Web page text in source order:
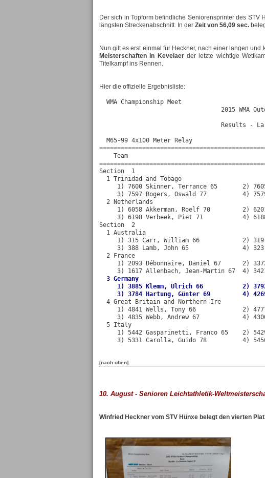
Der sich in Topform befindliche Seniorensprinter des
längsten Streckenabschnitt. In der Zeit von 56,09 sec.
Nun gilt es erst einmal für Heckner, nach einer langen
Meisterschaften in Kevelaerder letzte wichtige
Titelkampf ins Rennen.
Hier die offizielle Ergebnisliste:
WMA Championship Meet
2015 WMA
Results -
  M65-99 4x100 Meter Relay
Team
Section  1
1 Trinidad and Tobago
1) 7600 Skinner, Terrance 65       2)
3) 7597 Rogers, Oswald 77          4)
2 Netherlands
1) 6058 Akkerman, Roelf 70         2)
3) 6198 Verbeek, Piet 71           4)
Section  2
1 Australia
1) 315 Carr, William 66            2)
3) 388 Lamb, John 65               4)
2 France
1) 2093 Débonnaire, Daniel 67      2)
3) 1617 Allenbach, Jean-Martin 67  4)
3 Germany
1) 3885 Klemm, Ulrich 66           2)
4 Great Britain and Northern Ire
1) 4841 Wells, Tony 66             2)
3) 4835 Webb, Andrew 67            4)
5 Italy
1) 5442 Gasparinetti, Franco 65    2)
3) 5331 Carolla, Guido 78          4)
[nach oben]
10. August - Senioren Leichtathletik-
Winfried Heckner vom STV Hünxe belegt den vierten